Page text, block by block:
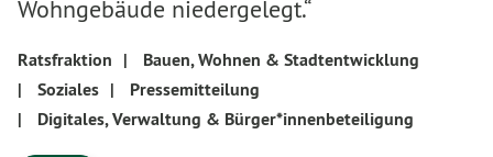
Wohngebäude niedergelegt.“
Ratsfraktion |
Bauen, Wohnen & Stadtentwicklung
|
Soziales |
Pressemitteilung
|
Digitales, Verwaltung & Bürger*innenbeteiligung